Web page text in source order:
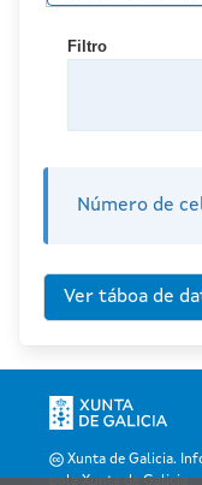
Filtro
Número de
Xunta de Galicia.
pola Xunta de Galicia